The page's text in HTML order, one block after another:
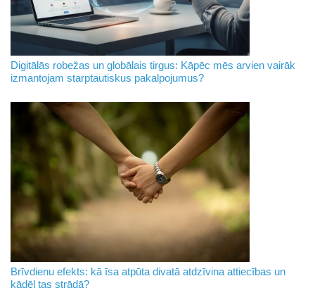
Digitālās robežas un globālais tirgus: Kāpēc mēs arvien vairāk
izmantojam starptautiskus pakalpojumus?
Brīvdienu efekts: kā īsa atpūta divatā atdzīvina attiecības un
kādēļ tas strādā?